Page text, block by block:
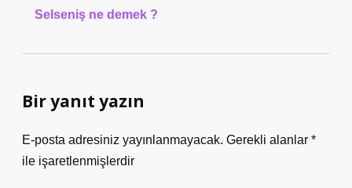
Selseniş ne demek ?
Bir yanıt yazın
E-posta adresiniz yayınlanmayacak. Gerekli alanlar *
ile işaretlenmişlerdir